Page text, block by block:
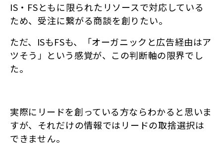
IS・FSともに限られたリソースで対応している
ため、受注に繋がる商談を創りたい。
ただ、ISもFSも、「オーガニックと広告経由はア
ツそう」という感覚が、この判断軸の限界でし
た。
実際にリードを創っている方ならわかると思いま
すが、 それだけの情報ではリードの取捨選択は
できません。